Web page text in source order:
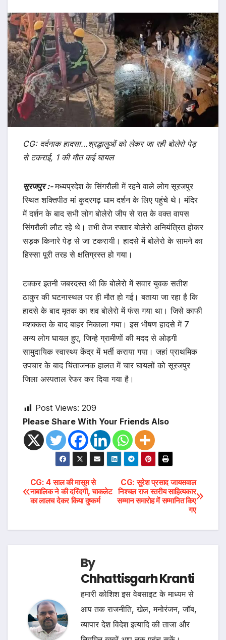
CG: दर्दनाक हादसा…श्रद्धालुओं को लेकर जा रही बोलेरो पेड़
से टकराई, 1 की मौत कई घायल
सूरजपुर :- मध्यप्रदेश के सिंगरौली में रहने वाले लोग सूरजपुर
स्थित शक्तिपीठ मां कुदरगढ़ धाम दर्शन के लिए पहुंचे थे। मंदिर
में दर्शन के बाद सभी लोग बोलेरो जीप से रात के वक्त वापस
सिंगरौली लौट रहे थे। तभी तेज रफ्तार बोलेरो अनियंत्रित होकर
सड़क किनारे पेड़ से जा टकरायी। हादसे में बोलेरो के सामने का
हिस्सा पूरी तरह से क्षतिग्रस्त हो गया।
टक्कर इतनी जबरदस्त थी कि बोलेरो में सवार युवक सतीश
ठाकुर की घटनास्थल पर ही मौत हो गई। बताया जा रहा है कि
हादसे के बाद मृतक का शव बोलेरो में फंस गया था। जिसे काफी
मशक्कत के बाद बाहर निकाला गया। इस भीषण हादसे में 7
अन्य लोग घायल हुए, जिन्हे ग्रामीणों की मदद से ओड़गी
सामुदायिक स्वास्थ्य केंद्र में भर्ती कराया गया। जहां प्राथमिक
उपचार के बाद चिंताजनक हालत में चार घायलों को सूरजपुर
जिला अस्पताल रेफर कर दिया गया है।
Post Views: 209
Please Share With Your Friends Also
Post
navigation
CG: सुरेश प्रसाद जायसवाल
निश्चल राज स्तरीय साहित्यकार
सम्मान समारोह में सम्मानित किए
गए
CG: 4 साल की मासूम से
नाबालिक ने की दरिंदगी, चाकलेट
का लालच देकर किया दुष्कर्म
By
Chhattisgarh Kranti
हमारी कोशिश इस वेबसाइट के माध्यम से
आप तक राजनीति, खेल, मनोरंजन, जॉब,
व्यापार देश विदेश इत्यादि की ताजा और